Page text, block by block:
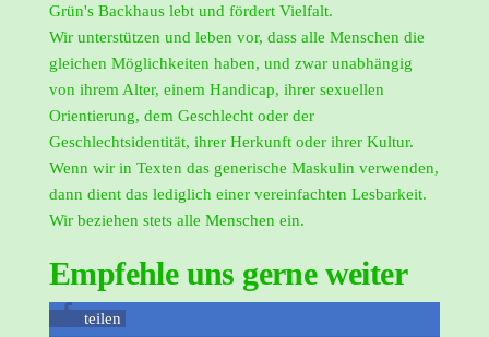
Grün's Backhaus lebt und fördert Vielfalt.
Wir unterstützen und leben vor, dass alle Menschen die
gleichen Möglichkeiten haben, und zwar unabhängig
von ihrem Alter, einem Handicap, ihrer sexuellen
Orientierung, dem Geschlecht oder der
Geschlechtsidentität, ihrer Herkunft oder ihrer Kultur.
Wenn wir in Texten das generische Maskulin verwenden,
dann dient das lediglich einer vereinfachten Lesbarkeit.
Wir beziehen stets alle Menschen ein.
Empfehle uns gerne weiter
teilen